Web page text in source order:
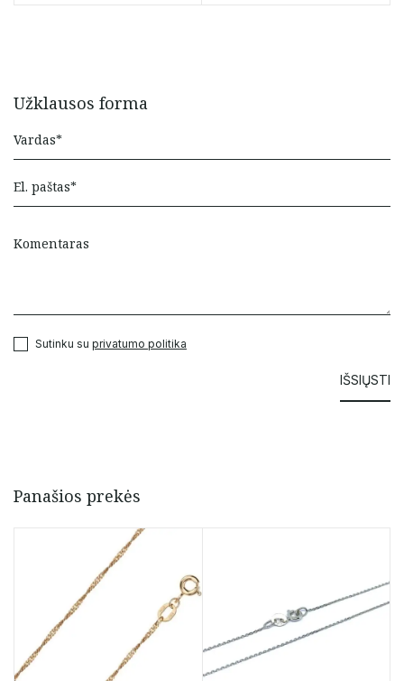
Užklausos forma
Sutinku su privatumo politika
Panašios prekės